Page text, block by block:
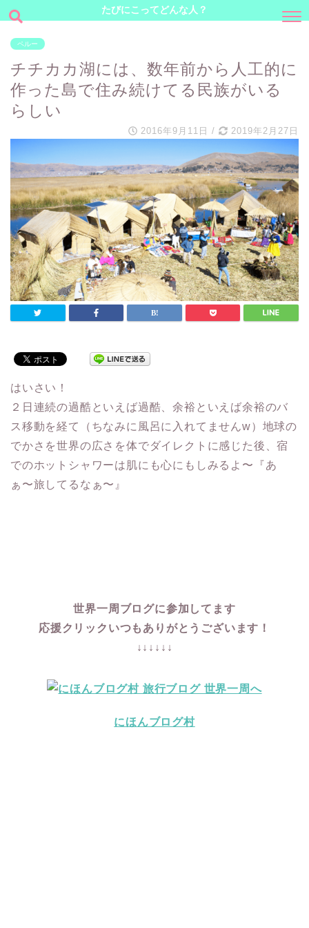
たびにこってどんな人？
ペルー
チチカカ湖には、数年前から人工的に
作った島で住み続けてる民族がいる
らしい
2016年9月11日 / 2019年2月27日
はいさい！
２日連続の過酷といえば過酷、余裕といえば余裕のバ
ス移動を経て（ちなみに風呂に入れてませんw）地球の
でかさを世界の広さを体でダイレクトに感じた後、宿
でのホットシャワーは肌にも心にもしみるよ〜『あ
ぁ〜旅してるなぁ〜』
世界一周ブログに参加してます
応援クリックいつもありがとうございます！
↓↓↓↓↓↓
にほんブログ村